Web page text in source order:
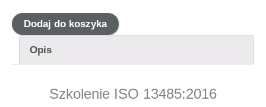
ilośćDodaj do koszyka
Opis
Szkolenie ISO 13485:2016